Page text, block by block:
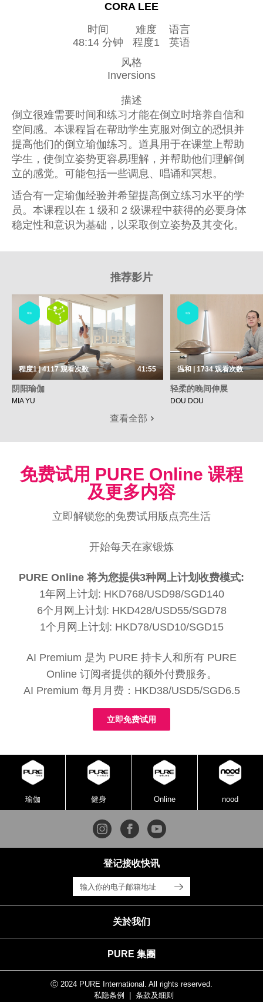
CORA LEE
时间
48:14 分钟
难度
程度1
语言
英语
风格
Inversions
描述
倒立很难需要时间和练习才能在倒立时培养自信和
空间感。本课程旨在帮助学生克服对倒立的恐惧并
提高他们的倒立瑜伽练习。道具用于在课堂上帮助
学生，使倒立姿势更容易理解，并帮助他们理解倒
立的感觉。可能包括一些调息、唱诵和冥想。
适合有一定瑜伽经验并希望提高倒立练习水平的学
员。本课程以在 1 级和 2 级课程中获得的必要身体
稳定性和意识为基础，以采取倒立姿势及其变化。
推荐影片
瑜伽
程度1 | 4117观看次数 41:55
阴阳瑜伽
MIA YU
瑜伽
温和 | 1734观看次数
轻柔的晚间伸展
DOU DOU
查看全部
免费试用 PURE Online 课程
及更多内容
立即解锁您的免费试用版点亮生活
开始每天在家锻炼
PURE Online 将为您提供3种网上计划收费模式:
1年网上计划: HKD768/USD98/SGD140
6个月网上计划: HKD428/USD55/SGD78
1个月网上计划: HKD78/USD10/SGD15
AI Premium 是为 PURE 持卡人和所有 PURE
Online 订阅者提供的额外付费服务。
AI Premium 每月月费：HKD38/USD5/SGD6.5
立即免费试用
瑜伽 健身 Online nood
关於我们
PURE 集團
登记接收快讯
Ⓒ 2024 PURE International. All rights reserved.
私隐条例
条款及细则